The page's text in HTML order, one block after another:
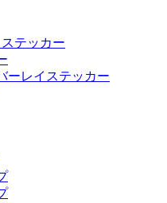
テッカー
ーレイステッカー